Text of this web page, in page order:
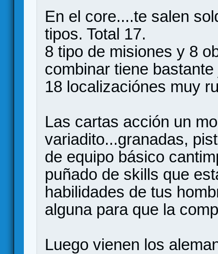
En el core....te salen
tipos. Total 17.
8 tipo de misiones y 8
combinar tiene bastante
18 localizaciónes muy
Las cartas acción un
variadito...granadas,
de equipo básico
puñado de skills que
habilidades de tus
alguna para que la
Luego vienen los